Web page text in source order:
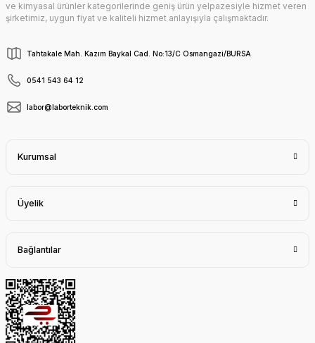
ve kimyasal ürünler kategorilerinde geniş ürün yelpazesiyle hizmet veren
şirketimiz, uygun fiyat ve kaliteli hizmet anlayışıyla çalışmaktadır.
Tahtakale Mah. Kazım Baykal Cad. No:13/C Osmangazi/BURSA
0541 543 64 12
labor@laborteknik.com
Kurumsal
Üyelik
Bağlantılar